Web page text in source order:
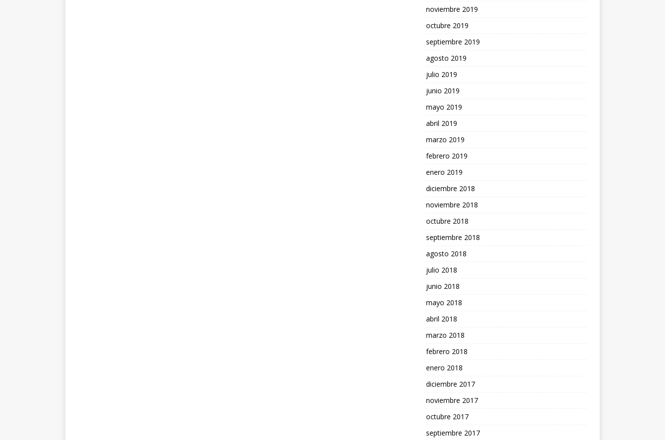
noviembre 2019
octubre 2019
septiembre 2019
agosto 2019
julio 2019
junio 2019
mayo 2019
abril 2019
marzo 2019
febrero 2019
enero 2019
diciembre 2018
noviembre 2018
octubre 2018
septiembre 2018
agosto 2018
julio 2018
junio 2018
mayo 2018
abril 2018
marzo 2018
febrero 2018
enero 2018
diciembre 2017
noviembre 2017
octubre 2017
septiembre 2017